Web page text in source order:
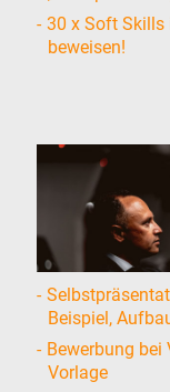
30 x Soft Skills
beweisen!
Beispiel,
Bewerbung bei
Vorlage